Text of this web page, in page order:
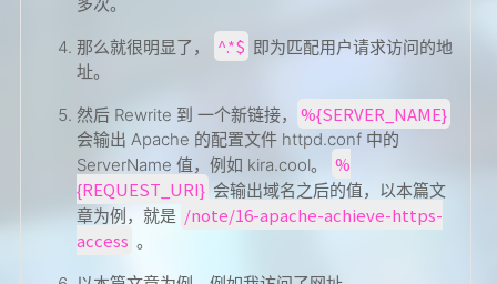
多次。
那么就很明显了， ^.*$ 即为匹配用户请求访问的地
址。
然后 Rewrite 到 一个新链接， %{SERVER_NAME}
会输出 Apache 的配置文件 httpd.conf 中的
ServerName 值，例如 kira.cool。
%
{REQUEST_URI} 会输出域名之后的值，以本篇文
章为例，就是 /note/16-apache-achieve-https-
access 。